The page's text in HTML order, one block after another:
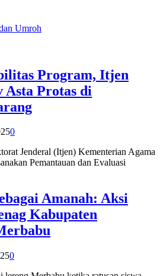
Umroh
Program, Itjen
Asta Protas di
0
Jenderal (Itjen) Kementerian Agama
Pemantauan dan Evaluasi
Amanah: Aksi
Kabupaten
0